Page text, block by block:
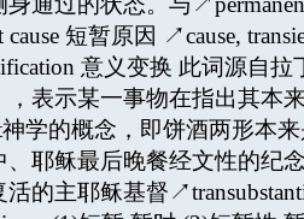
cause 短暂原因 ↗cause,
意义变换 此词源自
，表示某一事物在指出其本
学的概念，即饼酒两形本
、耶稣最后晚餐经文性的纪
的主耶稣基督